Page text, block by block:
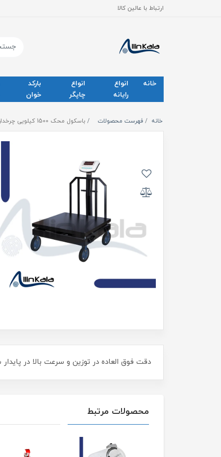
ارتباط با عالین کالا
خانه
انواع
رایانه
انواع
چاپگر
بارکد
خوان
خانه فهرست محصولات باسکول محک 1500 کیلویی چرخدار با ترولی سینی گالوانیزه
دقت فوق العاده در توزین و سرعت بالا در پایدار شدن وزندارای، 350 حافظه برای ثبت قیمت
محصولات مرتبط